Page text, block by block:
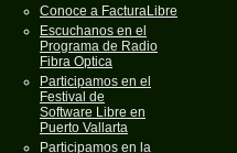
Conoce a FacturaLibre
Escuchanos en el
Programa de Radio
Fibra Optica
Participamos en el
Festival de
Software Libre en
Puerto Vallarta
Participamos en la